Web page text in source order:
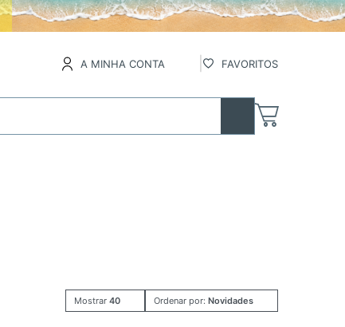
A MINHA CONTA FAVORITOS
Mostrar 40 Ordenar por: Novidades